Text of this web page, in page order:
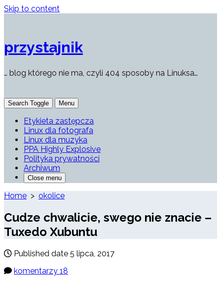
Skip to content
przystajnik
… blog którego nie ma, czyli 404 sposoby na Linuksa…
Search Toggle Menu
Etykieta zastępcza
Linux dla fotografa
Linux dla muzyka
PPA Highly Explosive
Polityka prywatności
Archiwum
Close menu
Home > okolice
Cudze chwalicie, swego nie znacie –
Tuxedo Xubuntu
Published date 5 lipca, 2017
komentarzy 18